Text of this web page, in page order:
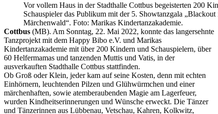
Vor vollem Haus in der Stadthalle Cottbus begeisterten 200
Schauspieler das Publikum mit der 5. Showtanzgala „Blackout
Märchenwald“. Foto: Marikas Kindertanzakademie.
Cottbus (MB). Am Sonntag, 22. Mai 2022, konnte das langersehnte
Tanzprojekt mit dem Happy Bibo e.V. und Marikas
Kindertanzakademie mit über 200 Kindern und Schauspielern, über
60 Helfermamas und tanzenden Muttis und Vatis, in der
ausverkauften Stadthalle Cottbus stattfinden.
Ob Groß oder Klein, jeder kam auf seine Kosten, denn mit echten
Einhörnern, leuchtenden Pilzen und Glühwürmchen und einer
märchenhaften, sowie atemberaubenden Magie am Lagerfeuer,
wurden Kindheitserinnerungen und Wünsche erweckt. Die Tänzer
und Tänzerinnen aus Lübbenau, Vetschau, Kahren, Kolkwitz,